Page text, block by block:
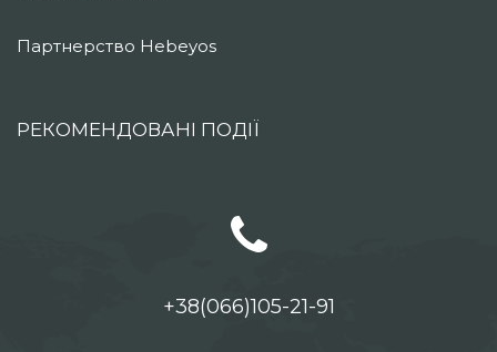
Партнерство Hebeyos
РЕКОМЕНДОВАНІ ПОДІЇ
+38(066)105-21-91